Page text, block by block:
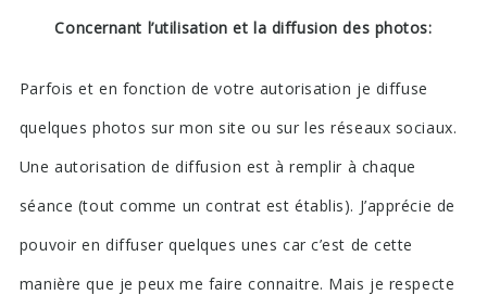
Concernant l’utilisation et la diffusion des photos:
Parfois et en fonction de votre autorisation je diffuse
quelques photos sur mon site ou sur les réseaux sociaux.
Une autorisation de diffusion est à remplir à chaque
séance (tout comme un contrat est établis). J’apprécie de
pouvoir en diffuser quelques unes car c’est de cette
manière que je peux me faire connaitre. Mais je respecte